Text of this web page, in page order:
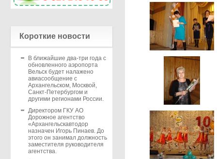
Короткие новости
В ближайшие два-три года с
обновленного аэропорта
Вельск будет налажено
авиасообщение с
Архангельском, Москвой,
Санкт-Петербургом и
другими регионами России.
Директором ГКУ АО
Дорожное агентство
«Архангельскавтодор
назначен Игорь Пинаев. До
этого он занимал должность
заместителя руководителя
агентства.